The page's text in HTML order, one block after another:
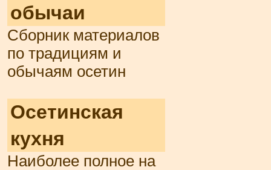
обычаи
Сборник материалов
по традициям и
обычаям осетин
Осетинская
кухня
Наиболее полное на